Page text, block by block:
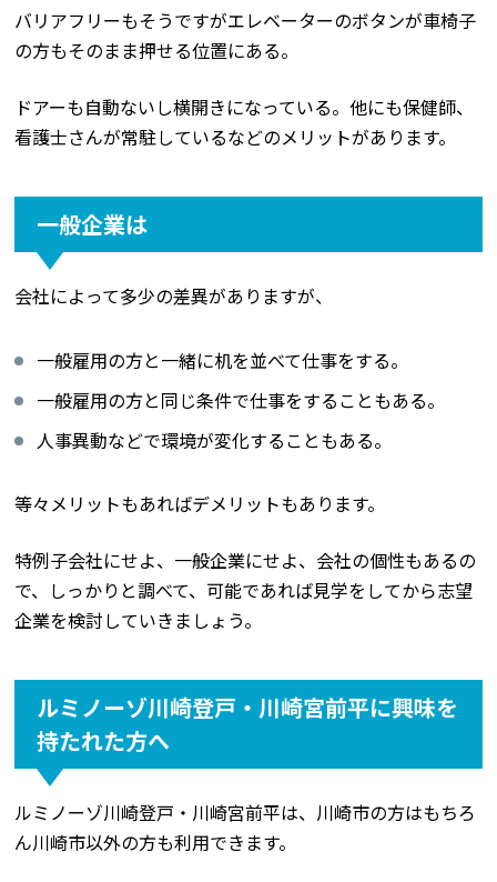
バリアフリーもそうですがエレベーターのボタンが車椅子
の方もそのまま押せる位置にある。
ドアーも自動ないし横開きになっている。他にも保健師、
看護士さんが常駐しているなどのメリットがあります。
一般企業は
会社によって多少の差異がありますが、
一般雇用の方と一緒に机を並べて仕事をする。
一般雇用の方と同じ条件で仕事をすることもある。
人事異動などで環境が変化することもある。
等々メリットもあればデメリットもあります。
特例子会社にせよ、一般企業にせよ、会社の個性もあるの
で、しっかりと調べて、可能であれば見学をしてから志望
企業を検討していきましょう。
ルミノーゾ川崎登戸・川崎宮前平に興味を
持たれた方へ
ルミノーゾ川崎登戸・川崎宮前平は、川崎市の方はもちろ
ん川崎市以外の方も利用できます。